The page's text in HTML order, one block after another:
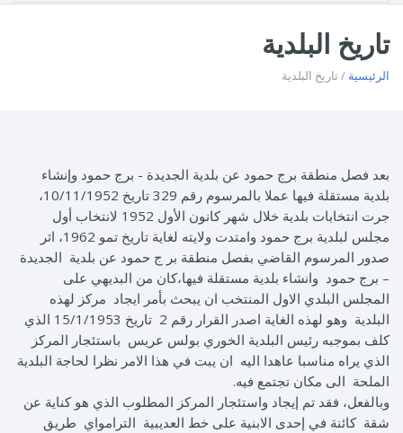
تاريخ البلدية
الرئيسية / تاريخ البلدية
بعد فصل منطقة برج حمود عن بلدية الجديدة - برج حمود وإنشاء
بلدية مستقلة فيها عملا بالمرسوم رقم 329 تاريخ 10/11/1952،
جرت انتخابات بلدية خلال شهر كانون الأول 1952 لانتخاب أول
مجلس لبلدية برج حمود وامتدت ولايته لغاية تاريخ تمو 1962، اثر
صدور المرسوم القاضي بفصل منطقة بر ج حمود عن بلدية الجديدة
– برج حمود وانشاء بلدية مستقلة فيها،كان من البديهي على
المجلس البلدي الاول المنتخب ان يبحث بأمر ايجاد مركز لهذه
البلدية وهو لهذه الغاية اصدر القرار رقم 2 تاريخ 15/1/1953 الذي
كلف بموجبه رئيس البلدية الخوري بولس عريس باستئجار المركز
الذي يراه مناسبا عاهدا اليه ان يبت في هذا الامر نظرا لحاجة البلدية
الملحة الى مكان تجتمع فيه.
وبالفعل، فقد تم إيجاد واستئجار المركز المطلوب الذي هو كناية عن
شقة كائنة في إحدى الابنية على خط العديبية الترامواي طريق